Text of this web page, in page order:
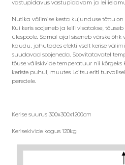
vastupidavus vastupidavam ja
Nutika välimise kesta kujunduse tõttu
Kui keris soojeneb ja leili visatakse,
ülespoole. Samal ajal siseneb värske
kaudu, jahutades efektiivselt kerise
suudavad soojeneda. Soovitatavatel
tõuse väliskivide temperatuur nii
keriste puhul, muutes Loitsu eriti
peredele.
Kerise suurus 300x300x1200cm
Kerisekivide kogus 120kg